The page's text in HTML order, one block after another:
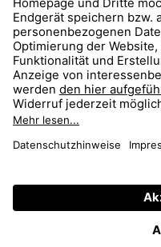
Imprint
Accessibility
Data Protection